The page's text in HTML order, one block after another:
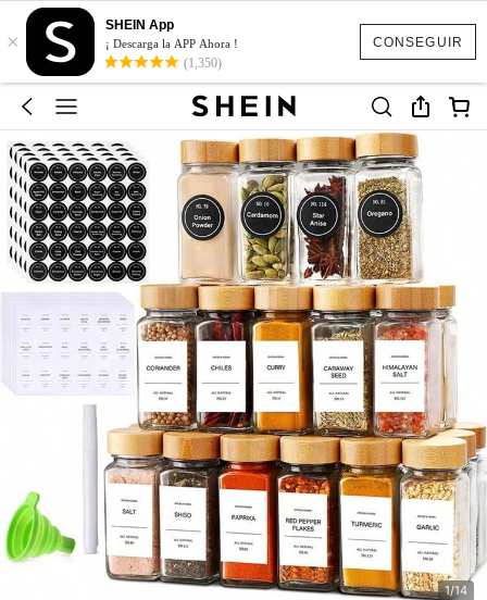
CONSEGUIR
×
SHEIN App
¡ Descarga la APP Ahora !
(1,350)
1/14